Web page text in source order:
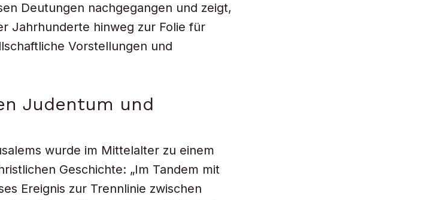
Deutungen nachgegangen und zeigt,
Jahrhunderte hinweg zur Folie für
Vorstellungen und
Judentum und
wurde im Mittelalter zu einem
Geschichte: „Im Tandem mit
Ereignis zur Trennlinie zwischen